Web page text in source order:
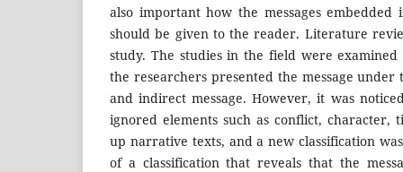
also important how the messages
should be given to the reader. Literature
study. The studies in the field were
the researchers presented the message under
and indirect message. However, it was
ignored elements such as conflict, character,
up narrative texts, and a new classification
of a classification that reveals that the